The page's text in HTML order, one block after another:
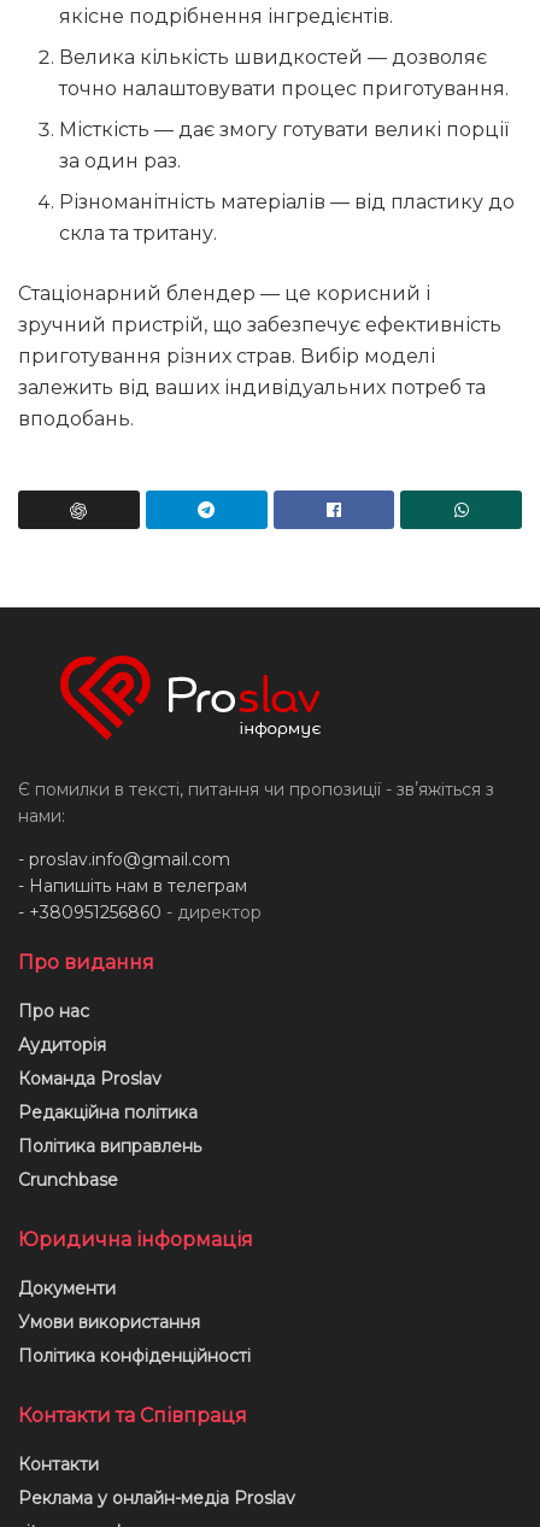
якісне подрібнення інгредієнтів.
Велика кількість швидкостей — дозволяє
точно налаштовувати процес приготування.
Місткість — дає змогу готувати великі порції
за один раз.
Різноманітність матеріалів — від пластику до
скла та тритану.
Стаціонарний блендер — це корисний і
зручний пристрій, що забезпечує ефективність
приготування різних страв. Вибір моделі
залежить від ваших індивідуальних потреб та
вподобань.
Є помилки в тексті, питання чи пропозиції - звʼяжіться з
нами:
- proslav.info@gmail.com
- Напишіть нам в телеграм
- +380951256860 - директор
Про видання
Про нас
Аудиторія
Команда Proslav
Редакційна політика
Політика виправлень
Crunchbase
Юридична інформація
Документи
Умови використання
Політика конфіденційності
Контакти та Співпраця
Контакти
Реклама у онлайн-медіа Proslav